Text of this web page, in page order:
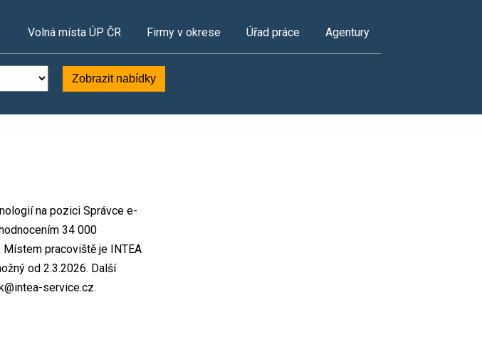
Volná místa ÚP ČR Firmy v okrese Úřad práce Agentury
Zobrazit nabídky
na pozici Správce e-
34 000
pracoviště je INTEA
od 2.3.2026. Další
service.cz.